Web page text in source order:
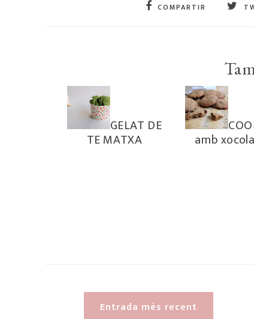
COMPARTIR
GELAT DE
TE MATXA amb
Entrada més recent